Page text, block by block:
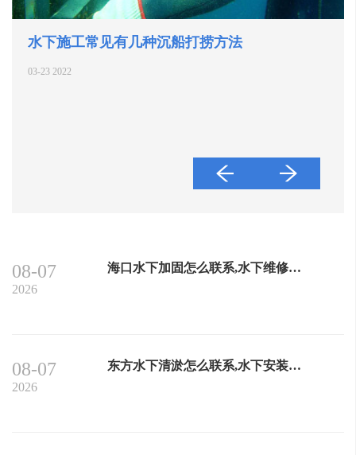
水下施工常见有几种沉船打捞方法
03-23 2022
08-07
2026
海口水下加固怎么联系,水下维修公司
08-07
2026
东方水下清淤怎么联系,水下安装联系电话